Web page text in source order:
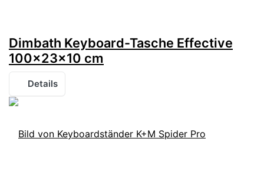
Dimbath Keyboard-Tasche Effective
100x23x10 cm
Details